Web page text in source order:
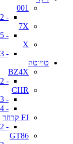
001
- 2022+
7X
- 2025+
X
- 2023+
טויוטה
BZ4X
- 2022+
CHR
- 2016-2023
- 2024+
FJ קרוזר
- 2006-2022
GT86